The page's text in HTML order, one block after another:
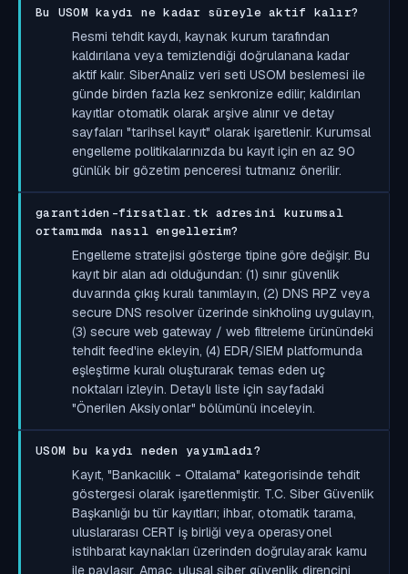
Bu USOM kaydı ne kadar süreyle aktif kalır?
Resmi tehdit kaydı, kaynak kurum tarafından
kaldırılana veya temizlendiği doğrulanana kadar
aktif kalır. SiberAnaliz veri seti USOM beslemesi ile
günde birden fazla kez senkronize edilir; kaldırılan
kayıtlar otomatik olarak arşive alınır ve detay
sayfaları "tarihsel kayıt" olarak işaretlenir. Kurumsal
engelleme politikalarınızda bu kayıt için en az 90
günlük bir gözetim penceresi tutmanız önerilir.
garantiden-firsatlar.tk adresini kurumsal
ortamımda nasıl engellerim?
Engelleme stratejisi gösterge tipine göre değişir. Bu
kayıt bir alan adı olduğundan: (1) sınır güvenlik
duvarında çıkış kuralı tanımlayın, (2) DNS RPZ veya
secure DNS resolver üzerinde sinkholing uygulayın,
(3) secure web gateway / web filtreleme ürünündeki
tehdit feed'ine ekleyin, (4) EDR/SIEM platformunda
eşleştirme kuralı oluşturarak temas eden uç
noktaları izleyin. Detaylı liste için sayfadaki
"Önerilen Aksiyonlar" bölümünü inceleyin.
USOM bu kaydı neden yayımladı?
Kayıt, "Bankacılık - Oltalama" kategorisinde tehdit
göstergesi olarak işaretlenmiştir. T.C. Siber Güvenlik
Başkanlığı bu tür kayıtları; ihbar, otomatik tarama,
uluslararası CERT iş birliği veya operasyonel
istihbarat kaynakları üzerinden doğrulayarak kamu
ile paylaşır. Amaç, ulusal siber güvenlik direncini